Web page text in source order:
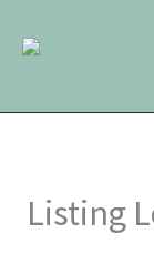
sisältöön
Listing